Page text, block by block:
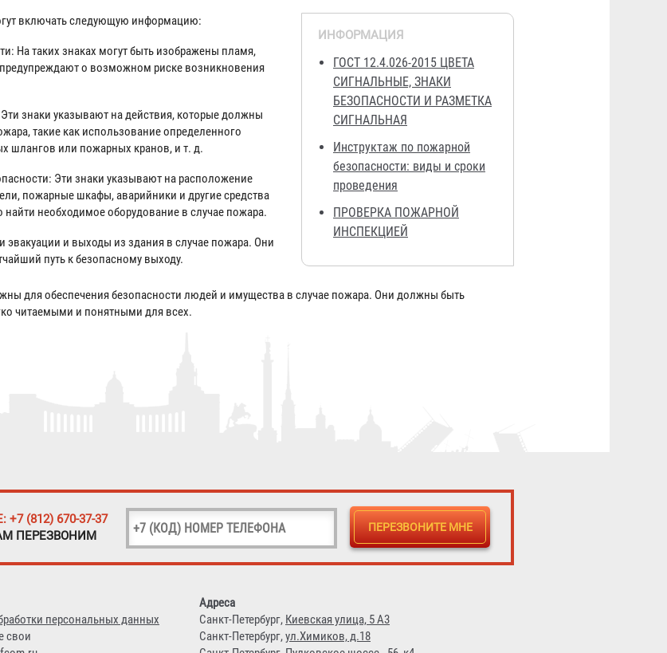
ИНФОРМАЦИЯ
ГОСТ 12.4.026-2015 ЦВЕТА
СИГНАЛЬНЫЕ, ЗНАКИ
БЕЗОПАСНОСТИ И РАЗМЕТКА
СИГНАЛЬНАЯ
Инструктаж по пожарной
безопасности: виды и сроки
проведения
ПРОВЕРКА ПОЖАРНОЙ
ИНСПЕКЦИЕЙ
включать следующую информацию:
На таких знаках могут быть изображены пламя,
о возможном риске возникновения
знаки указывают на действия, которые должны
такие как использование определенного
шлангов или пожарных кранов, и т. д.
Эти знаки указывают на расположение
пожарные шкафы, аварийники и другие средства
необходимое оборудование в случае пожара.
эвакуации и выходы из здания в случае пожара. Они
путь к безопасному выходу.
для обеспечения безопасности людей и имущества в случае пожара. Они должны быть
читаемыми и понятными для всех.
(812) 670-37-37
ПЕРЕЗВОНИМ
персональных данных
свои
Адреса
Санкт-Петербург, Киевская улица, 5 А3
Санкт-Петербург,ул.Химиков, д.18